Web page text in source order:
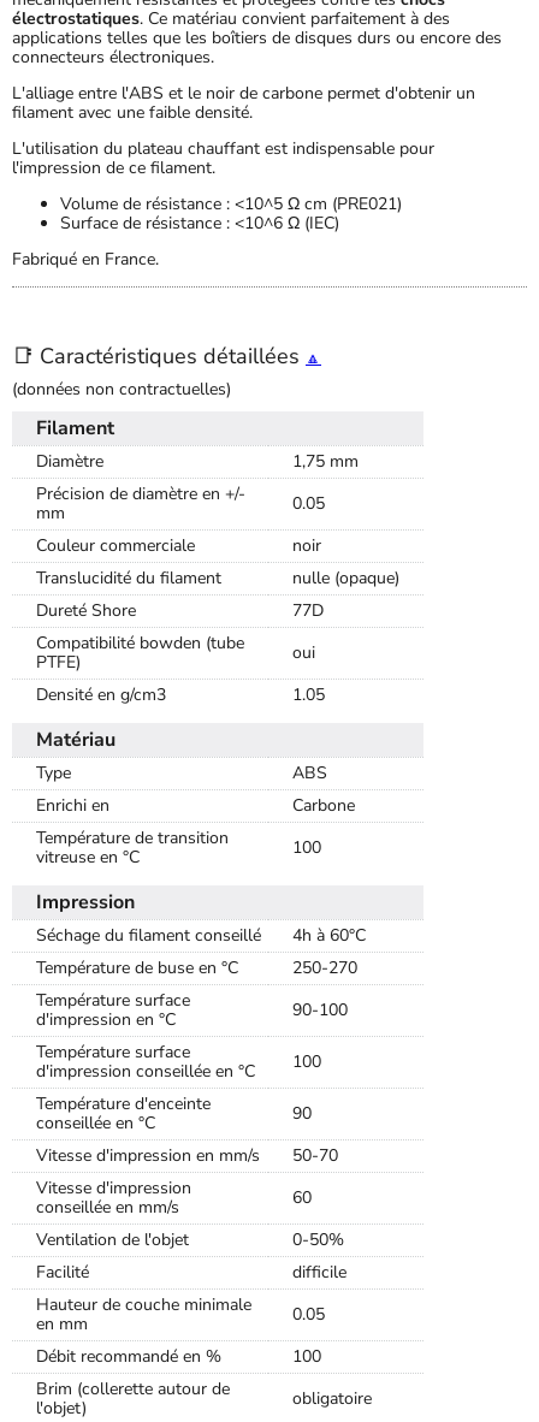
électrostatiques. Ce matériau convient parfaitement à des
applications telles que les boîtiers de disques durs ou encore des
connecteurs électroniques.
L'alliage entre l'ABS et le noir de carbone permet d'obtenir un
filament avec une faible densité.
L'utilisation du plateau chauffant est indispensable pour
l'impression de ce filament.
Volume de résistance : <10^5 Ω cm (PRE021)
Surface de résistance : <10^6 Ω (IEC)
Fabriqué en France.
📑 Caractéristiques détaillées 🔼
(données non contractuelles)
Filament
Diamètre
1,75 mm
Précision de diamètre en +/-
mm
0.05
Couleur commerciale
noir
Translucidité du filament
nulle (opaque)
Dureté Shore
77D
Compatibilité bowden (tube
PTFE)
oui
Densité en g/cm3
1.05
Matériau
Type
ABS
Enrichi en
Carbone
Température de transition
vitreuse en °C
100
Impression
Séchage du filament conseillé
4h à 60°C
Température de buse en °C
250-270
Température surface
d'impression en °C
90-100
Température surface
d'impression conseillée en °C
100
Température d'enceinte
conseillée en °C
90
Vitesse d'impression en mm/s
50-70
Vitesse d'impression
conseillée en mm/s
60
Ventilation de l'objet
0-50%
Facilité
difficile
Hauteur de couche minimale
en mm
0.05
Débit recommandé en %
100
Brim (collerette autour de
l'objet)
obligatoire